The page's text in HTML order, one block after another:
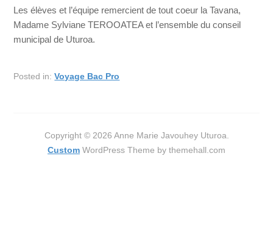
Les élèves et l’équipe remercient de tout coeur la Tavana,
Madame Sylviane TEROOATEA et l’ensemble du conseil
municipal de Uturoa.
Posted in:Voyage Bac Pro
Copyright © 2026 Anne Marie Javouhey Uturoa.
Custom WordPress Theme by themehall.com